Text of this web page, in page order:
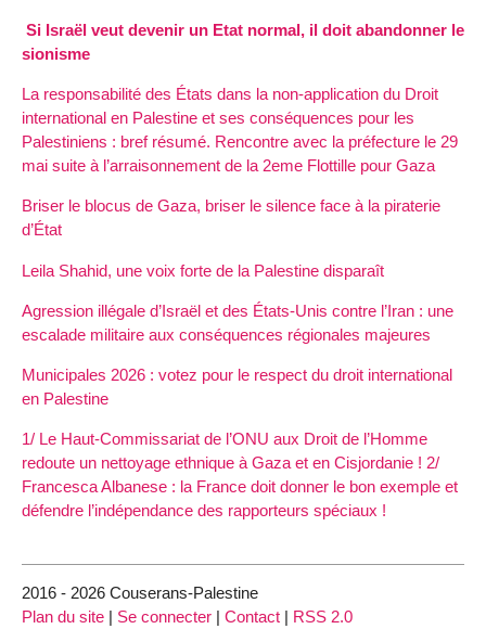
Si Israël veut devenir un Etat normal, il doit abandonner le
sionisme
La responsabilité des États dans la non-application du Droit
international en Palestine et ses conséquences pour les
Palestiniens : bref résumé. Rencontre avec la préfecture le 29
mai suite à l’arraisonnement de la 2eme Flottille pour Gaza
Briser le blocus de Gaza, briser le silence face à la piraterie
d’État
Leila Shahid, une voix forte de la Palestine disparaît
Agression illégale d’Israël et des États-Unis contre l’Iran : une
escalade militaire aux conséquences régionales majeures
Municipales 2026 : votez pour le respect du droit international
en Palestine
1/ Le Haut-Commissariat de l’ONU aux Droit de l’Homme
redoute un nettoyage ethnique à Gaza et en Cisjordanie ! 2/
Francesca Albanese : la France doit donner le bon exemple et
défendre l’indépendance des rapporteurs spéciaux !
2016 - 2026 Couserans-Palestine
Plan du site | Se connecter | Contact | RSS 2.0